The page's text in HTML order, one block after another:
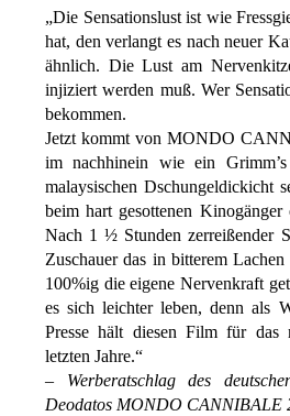
„Die Sensationslust ist wie
hat, den verlangt es nach neuer
ähnlich. Die Lust am
injiziert werden muß. Wer
bekommen.
Jetzt kommt von MONDO
im nachhinein wie ein
malaysischen Dschungeldickicht
beim hart gesottenen
Nach 1 ½ Stunden zerreißender
Zuschauer das in bitterem
100%ig die eigene Nervenkraft
es sich leichter leben, denn als
Presse hält diesen Film für das
letzten Jahre.“
– Werberatschlag des
Deodatos MONDO